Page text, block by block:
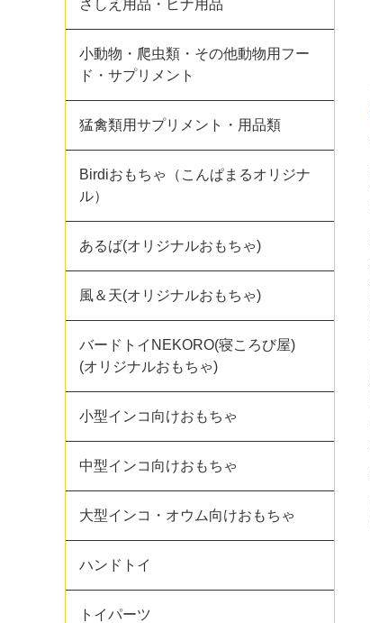
さしえ用品・ヒナ用品
小動物・爬虫類・その他動物用フー
ド・サプリメント
猛禽類用サプリメント・用品類
Birdiおもちゃ（こんぱまるオリジナ
ル）
あるば(オリジナルおもちゃ)
風＆天(オリジナルおもちゃ)
バードトイNEKORO(寝ころび屋)
(オリジナルおもちゃ)
小型インコ向けおもちゃ
中型インコ向けおもちゃ
大型インコ・オウム向けおもちゃ
ハンドトイ
トイパーツ